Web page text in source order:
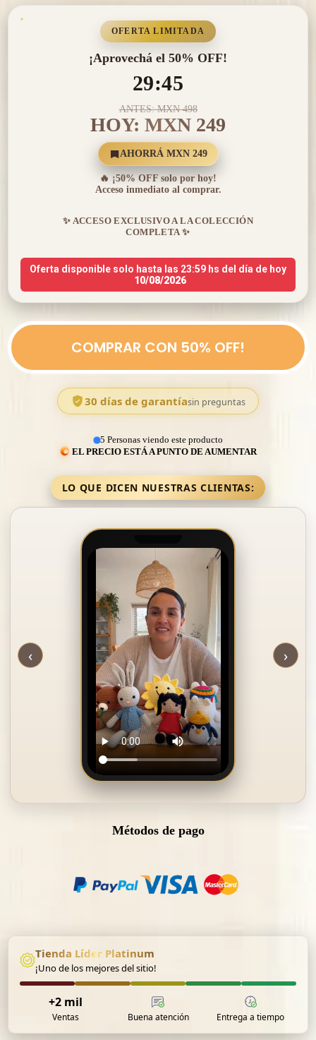
OFERTA LIMITADA
¡Aprovechá el 50% OFF!
29:44
ANTES: MXN 498
HOY: MXN 249
AHORRÁ MXN 249
🔥 ¡50% OFF solo por hoy!
Acceso inmediato al comprar.
✨ ACCESO EXCLUSIVO A LA COLECCIÓN
COMPLETA ✨
Oferta disponible solo hasta las 23:59 hs del día de hoy
10/08/2026
COMPRAR CON 50% OFF!
30 días de garantíasin preguntas
5 Personas viendo este producto
EL PRECIO ESTÁ A PUNTO DE AUMENTAR
LO QUE DICEN NUESTRAS CLIENTAS:
‹ ›
Métodos de pago
Tienda Líder Platinum
¡Uno de los mejores del sitio!
+2 mil
Ventas Buena atención Entrega a tiempo